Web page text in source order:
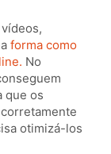
forma como
No
que os
otimizá-los